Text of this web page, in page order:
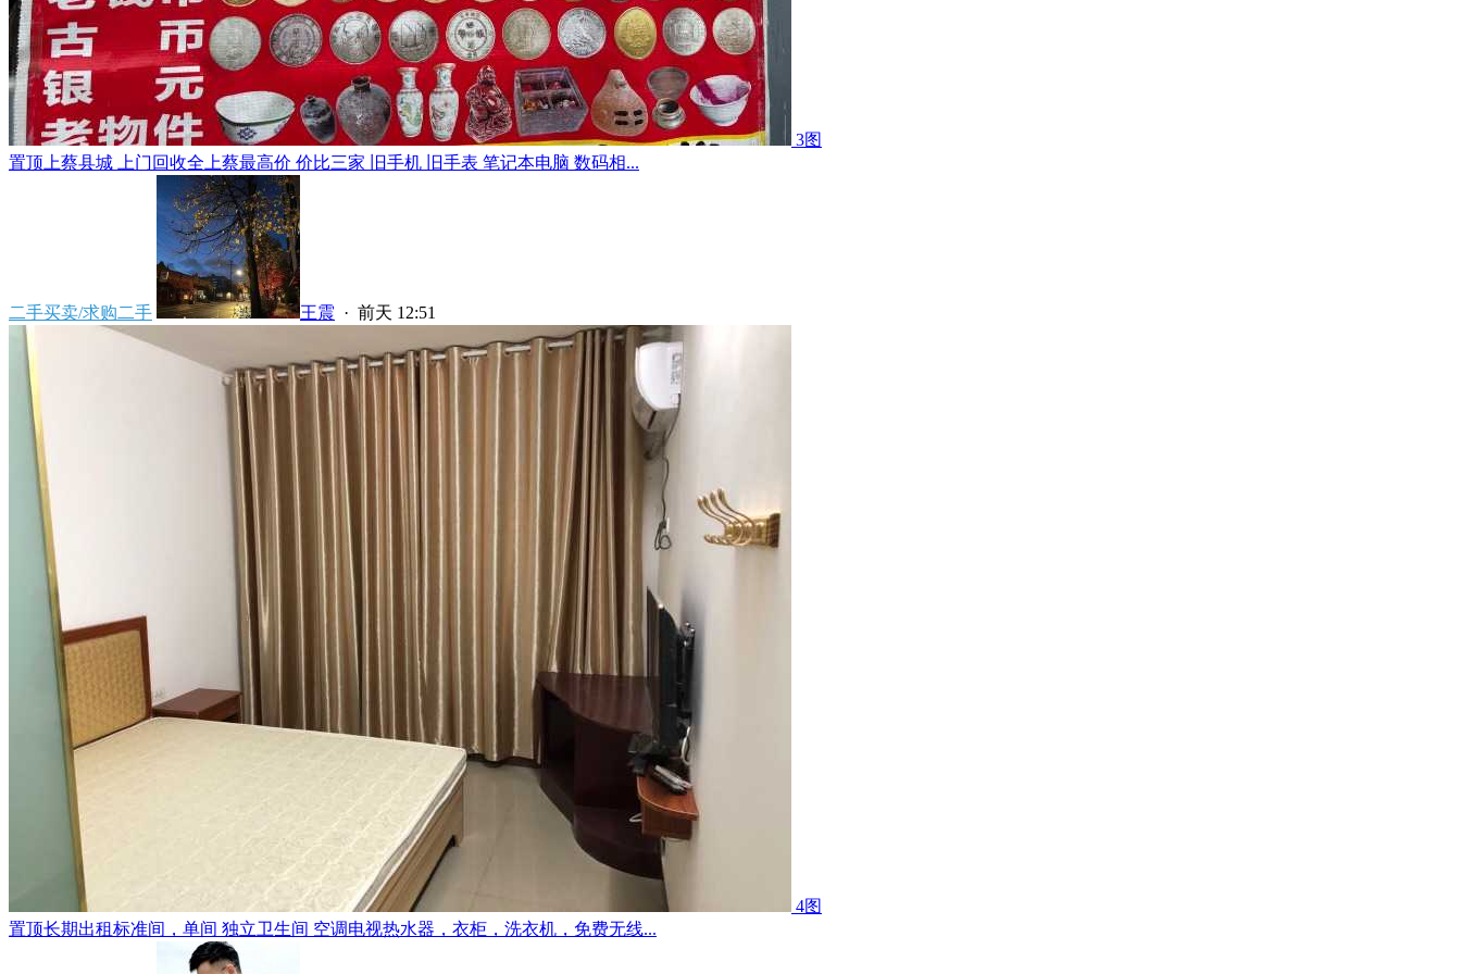
3图
置顶 上蔡县城 上门回收全上蔡最高价 价比三家 旧手机 旧手表 笔记本电脑 数码相...
二手买卖/求购二手 王震 · 前天 12:51
4图
置顶长期出租标准间，单间 独立卫生间 空调电视热水器，衣柜，洗衣机，免费无线...